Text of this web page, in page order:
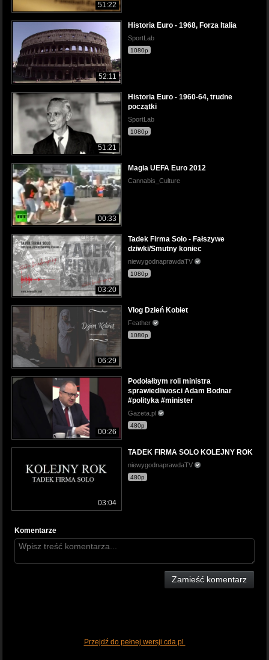
51:22
52:11
Historia Euro - 1968, Forza Italia
SportLab
1080p
51:21
Historia Euro - 1960-64, trudne
początki
SportLab
1080p
00:33
Magia UEFA Euro 2012
Cannabis_Culture
03:20
Tadek Firma Solo - Fałszywe
dziwki/Smutny koniec
niewygodnaprawdaTV
1080p
06:29
Vlog Dzień Kobiet
Feather
1080p
00:26
Podołałbym roli ministra
sprawiedliwosci Adam Bodnar
#polityka #minister
Gazeta.pl
480p
03:04
TADEK FIRMA SOLO KOLEJNY ROK
niewygodnaprawdaTV
480p
Komentarze
Zamieść komentarz
Przejdź do pełnej wersji cda.pl